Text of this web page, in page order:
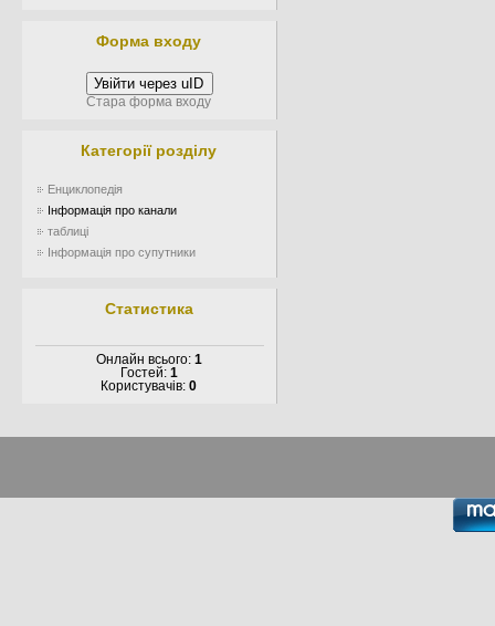
Форма входу
Увійти через uID
Стара форма входу
Категорії розділу
Енциклопедія
Інформація про канали
таблиці
Інформація про супутники
Статистика
Онлайн всього: 1
Гостей: 1
Користувачів:0